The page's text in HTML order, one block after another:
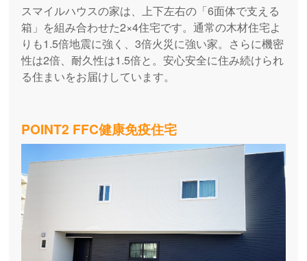
スマイルハウスの家は、上下左右の「6面体で支える
箱」を組み合わせた2×4住宅です。通常の木材住宅よ
りも1.5倍地震に強く、3倍火災に強い家。さらに機密
性は2倍、耐久性は1.5倍と。安心安全に住み続けられ
る住まいをお届けしています。
POINT2 FFC健康免疫住宅